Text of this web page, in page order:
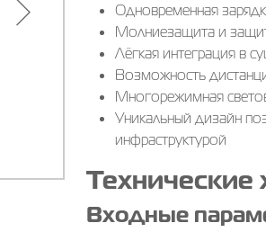
Одновременная
Молниезащита и
Лёгкая интеграция в
Возможность
Многорежимная
Уникальный дизайн
инфраструктурой
Технические
Входные